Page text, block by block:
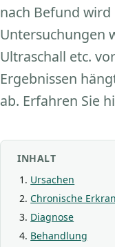
nach Befund
Untersuchungen
Ultraschall etc.
Ergebnissen
ab. Erfahren Sie
INHALT
Ursachen
Chronische
Diagnose
Behandlung